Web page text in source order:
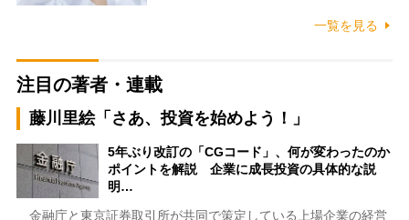
一覧を見る
注目の著者・連載
藤川里絵「さあ、投資を始めよう！」
5年ぶり改訂の「CGコード」、何が変わったのか
ポイントを解説 企業に成長投資の具体的な説
明…
金融庁と東京証券取引所が共同で策定している上場企業の経営